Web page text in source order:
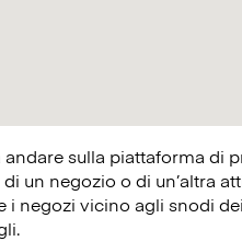
sulla piattaforma di
un negozio o di un’altra
i negozi vicino agli snodi